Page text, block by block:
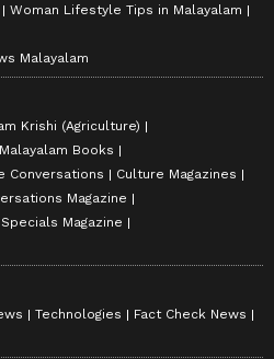
Woman Lifestyle Tips in Malayalam
Malayalam
Krishi (Agriculture)
Malayalam Books
Conversations
Culture Magazines
Magazine
Magazine
Technologies
Fact Check News